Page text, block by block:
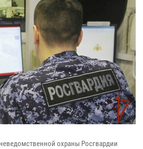
охраны Росгвардии